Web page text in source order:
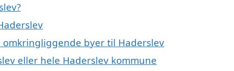
byer til Haderslev
eller hele Haderslev kommune